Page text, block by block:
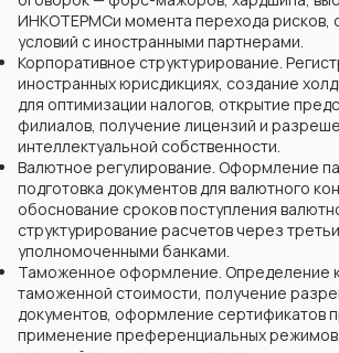
ИНКОТЕРМСи момента перехода рисков,
условий с иностранными партнерами.
Корпоративное структурирование.
иностранных юрисдикциях, создание
для оптимизации налогов, открытие
филиалов, получение лицензий и
интеллектуальной собственности.
Валютное регулирование. Оформление
подготовка документов для валютного
обоснование сроков поступления
структурирование расчетов через
уполномоченными банками.
Таможенное оформление. Определение
таможенной стоимости, получение
документов, оформление сертификатов
применение преференциальных